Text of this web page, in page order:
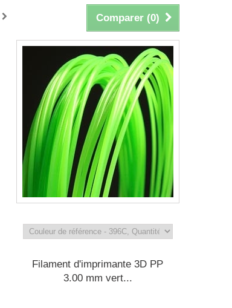
Comparer (0)
Filament d'imprimante 3D PP
3.00 mm vert...